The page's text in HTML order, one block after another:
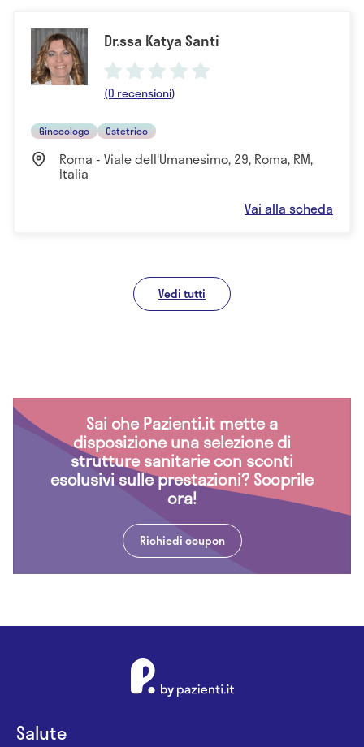
Dr.ssa Katya Santi
(0 recensioni)
Ginecologo Ostetrico
Roma - Viale dell'Umanesimo, 29, Roma, RM,
Italia
Vai alla scheda
Vedi tutti
Sai che Pazienti.it mette a
disposizione una selezione di
strutture sanitarie con sconti
esclusivi sulle prestazioni? Scoprile
ora!
Richiedi coupon
Salute